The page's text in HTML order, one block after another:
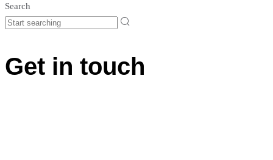
Search
Get in touch